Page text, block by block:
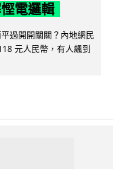
電邏輯
過開開關關？內地網民
元人民幣，有人飆到